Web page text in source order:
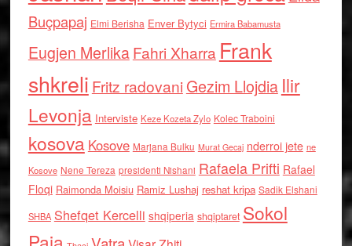
Buçpapaj Elmi Berisha Enver Bytyci Ermira Babamusta
Eugjen MerlikaFahri Xharra Frank
shkreli Fritz radovaniGezim Llojdia Ilir
Levonja Interviste Keze Kozeta Zylo Kolec Traboini
kosova Kosove Marjana Bulku Murat Gecaj nderroi jete ne
Kosove Nene Tereza presidenti Nishani Rafaela Prifti Rafael
Floqi Raimonda Moisiu Ramiz Lushaj reshat kripa Sadik Elshani
SHBA Shefqet Kercelli shqiperia shqiptaret Sokol